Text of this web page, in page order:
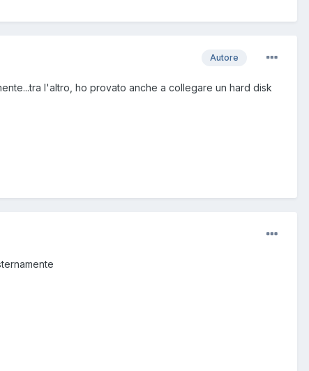
Autore
l'altro, ho provato anche a collegare un hard disk